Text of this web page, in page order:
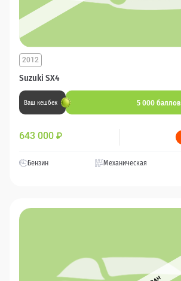
Suzuki SX4
2012
Ваш кешбек 5 000 баллов
643 000 ₽
Бензин Механическая